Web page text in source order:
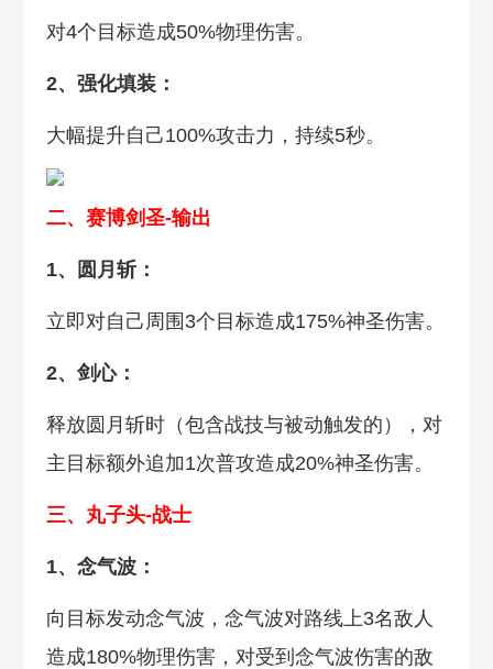
对4个目标造成50%物理伤害。
2、强化填装：
大幅提升自己100%攻击力，持续5秒。
二、赛博剑圣-输出
1、圆月斩：
立即对自己周围3个目标造成175%神圣伤害。
2、剑心：
释放圆月斩时（包含战技与被动触发的），对
主目标额外追加1次普攻造成20%神圣伤害。
三、丸子头-战士
1、念气波：
向目标发动念气波，念气波对路线上3名敌人
造成180%物理伤害，对受到念气波伤害的敌